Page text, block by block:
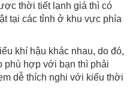
thời tiết lạnh giá thì có
tại các tỉnh ở khu vực phía
khí hậu khác nhau, do đó,
phù hợp với bạn thì phải
dễ thích nghi với kiểu thời